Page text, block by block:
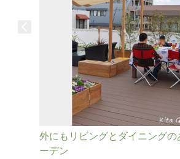
外にもリビングとダイニングの
ーデン